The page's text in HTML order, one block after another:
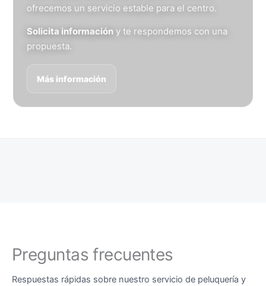
ofrecemos un servicio estable para el centro.
Solicita información y te respondemos con una
propuesta.
Más información
Preguntas frecuentes
Respuestas rápidas sobre nuestro servicio de peluquería y